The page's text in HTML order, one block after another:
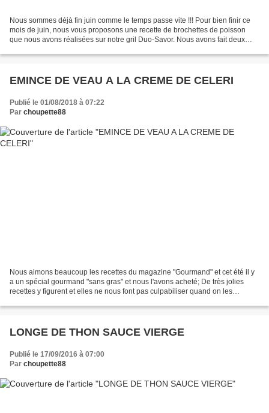
Nous sommes déjà fin juin comme le temps passe vite !!! Pour bien finir ce
mois de juin, nous vous proposons une recette de brochettes de poisson
que nous avons réalisées sur notre gril Duo-Savor. Nous avons fait deux
EMINCE DE VEAU A LA CREME DE CELERI
Publié le 01/08/2018 à 07:22
Par choupette88
Nous aimons beaucoup les recettes du magazine "Gourmand" et cet été il y
a un spécial gourmand "sans gras" et nous l'avons acheté; De très jolies
recettes y figurent et elles ne nous font pas culpabiliser quand on les
LONGE DE THON SAUCE VIERGE
Publié le 17/09/2016 à 07:00
Par choupette88